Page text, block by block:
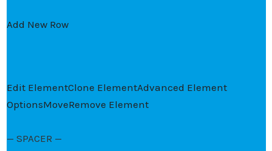
Add New Row
Edit ElementClone ElementAdvanced Element
OptionsMoveRemove Element
— SPACER —